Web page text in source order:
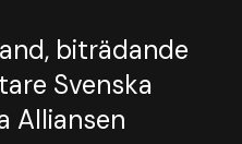
biträdande
Svenska
Alliansen